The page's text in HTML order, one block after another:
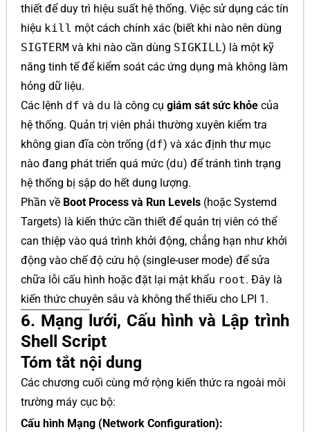
thiết để duy trì hiệu suất hệ thống. Việc sử dụng các tín
hiệu kill một cách chính xác (biết khi nào nên dùng
SIGTERM và khi nào cần dùng SIGKILL) là một kỹ
năng tinh tế để kiểm soát các ứng dụng mà không làm
hỏng dữ liệu.
Các lệnh df và du là công cụ giám sát sức khỏe của
hệ thống. Quản trị viên phải thường xuyên kiểm tra
không gian đĩa còn trống (df) và xác định thư mục
nào đang phát triển quá mức (du) để tránh tình trạng
hệ thống bị sập do hết dung lượng.
Phần về Boot Process và Run Levels (hoặc Systemd
Targets) là kiến thức cần thiết để quản trị viên có thể
can thiệp vào quá trình khởi động, chẳng hạn như khởi
động vào chế độ cứu hộ (single-user mode) để sửa
chữa lỗi cấu hình hoặc đặt lại mật khẩu root. Đây là
kiến thức chuyên sâu và không thể thiếu cho LPI 1.
6. Mạng lưới, Cấu hình và Lập trình
Shell Script
Tóm tắt nội dung
Các chương cuối cùng mở rộng kiến thức ra ngoài môi
trường máy cục bộ:
Cấu hình Mạng (Network Configuration):